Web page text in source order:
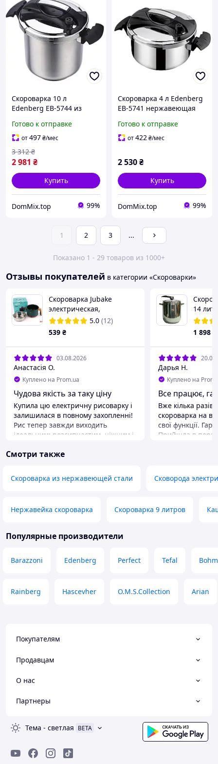
Скороварка 10 л
Edenberg EB-5744 из
турбо-индукционным
дном
Готово к отправке
от497₴/мес
2 981 ₴
3 312 ₴
Купить
DomMix.top 99%
Скороварка 4 л Edenberg
EB-5741 нержавеющая
индукционное дно
Готово к отправке
от422₴/мес
2 530₴
Купить
DomMix.top 99%
1 2 3 ...
Показано 1 - 29 товаров из 1000+
Отзывы покупателей в категории «Скороварки»
Скороварка Jubake
электрическая,
электрокастрюля
пароварка,
5.0 (12)
539 ₴
03.08.2026
Анастасія О.
Куплено на Prom.ua
Чудова якість за таку ціну
Купила цю електричну рисоварку і
залишилася в повному захопленні!
Рис тепер завжди виходить
ідеальним: розсипчастим, ніжним і
за принципом «ввімкнув і забув»,
Окрім рису, чудово готує гречку,
кіноа та овочі на пару. Чаша з
плюс. Короче, готую в ній багато.
рекомендую всім!
14
сталь
1 898
Дарья Н.
Куплено на
Все працює,
Вже кілька разів
скороварка на
свої функції.
Прийшла в
Смотри также
Скороварка из нержавеющей стали Сковорода
Нержавейка скороварка Скороварка 9 литров
Популярные производители
Barazzoni Edenberg Perfect Tefal
Rainberg Hascevher O.M.S.Collection Arian
Покупателям
Продавцам
О нас
Партнеры
Тема - светлая BETA